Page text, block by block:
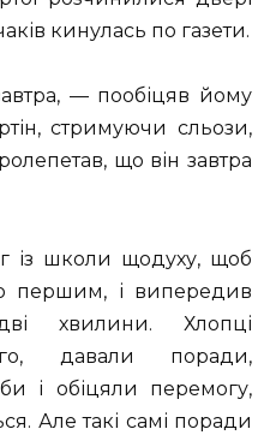
кинулась по газети.
— пообіцяв йому
стримуючи сльози,
що він завтра
із школи щодуху, щоб
першим, і випередив
хвилини. Хлопці
давали поради,
і обіцяли перемогу,
Але такі самі поради